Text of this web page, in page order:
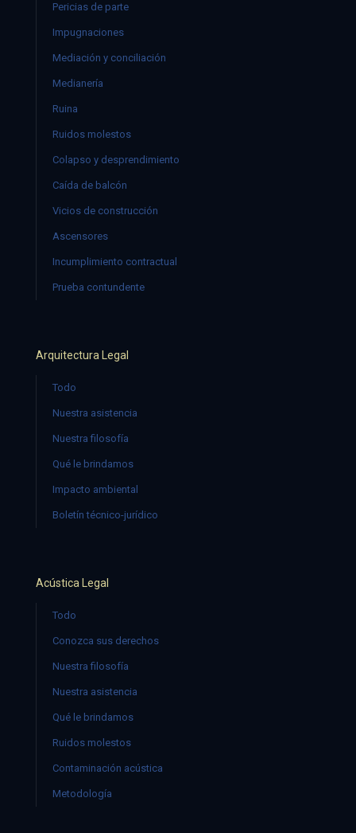
Pericias de parte
Impugnaciones
Mediación y conciliación
Medianería
Ruina
Ruidos molestos
Colapso y desprendimiento
Caída de balcón
Vicios de construcción
Ascensores
Incumplimiento contractual
Prueba contundente
Arquitectura Legal
Todo
Nuestra asistencia
Nuestra filosofía
Qué le brindamos
Impacto ambiental
Boletín técnico-jurídico
Acústica Legal
Todo
Conozca sus derechos
Nuestra filosofía
Nuestra asistencia
Qué le brindamos
Ruidos molestos
Contaminación acústica
Metodología